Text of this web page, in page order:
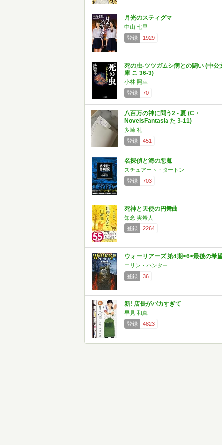
月光のスティグマ
中山 七里
登録
1929
死の虫-ツツガムシ病との闘い (中公
庫 こ 36-3)
小林 照幸
登録
70
八百万の神に問う2 - 夏 (C・
NovelsFantasia た 3-11)
多崎 礼
登録
451
名探偵と海の悪魔
スチュアート・タートン
登録
703
死神と天使の円舞曲
知念 実希人
登録
2264
ウォーリアーズ 第4期<6>最後の希
エリン・ハンター
登録
36
新! 店長がバカすぎて
早見 和真
登録
4823